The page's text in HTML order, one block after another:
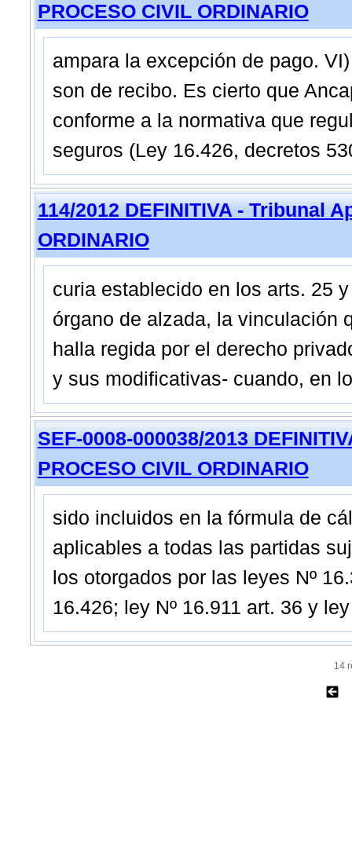
PROCESO CIVIL ORDINARIO
ampara la excepción de pago.
son de recibo. Es cierto que
conforme a la normativa que
seguros (Ley 16.426, decretos
114/2012 DEFINITIVA - Tribunal
ORDINARIO
curia establecido en los arts. 25
órgano de alzada, la vinculación
halla regida por el derecho
y sus modificativas- cuando, en
SEF-0008-000038/2013
PROCESO CIVIL ORDINARIO
sido incluidos en la fórmula de
aplicables a todas las partidas
los otorgados por las leyes Nº
16.426; ley Nº 16.911 art. 36 y
14